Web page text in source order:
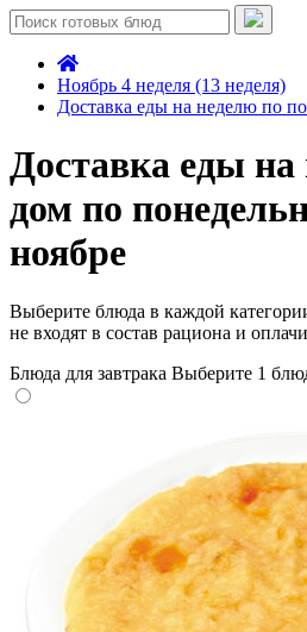
Ноябрь 4 неделя (13 неделя)
Доставка еды на неделю по
Доставка еды на
дом по
ноябре
Выберите блюда в каждой
не входят в состав рациона и
Блюда для завтрака Выберите 1